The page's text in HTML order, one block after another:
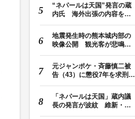
“ネパールは天国”発言の蔵
内氏 海外出張の内容を説
地震発生時の熊本城内部の
映像公開 観光客が悲鳴…
元ジャンポケ・斉藤慎二被
告（43）に懲役7年を求刑
「ネパールは天国」蔵内議
長の発言が波紋 維新・吉